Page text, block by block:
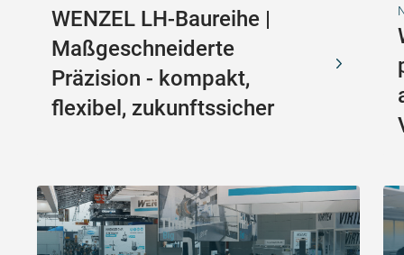
WENZEL LH-Baureihe |
Maßgeschneiderte
Präzision - kompakt,
flexibel, zukunftssicher